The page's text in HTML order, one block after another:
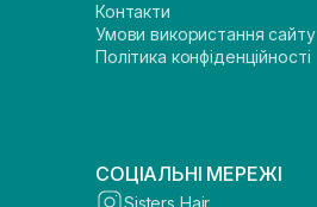
Контакти
Умови використання сайту
Політика конфіденційності
СОЦІАЛЬНІ МЕРЕЖІ
Sisters Hair